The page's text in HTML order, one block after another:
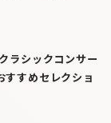
ラシックコンサー
すすめセレクショ